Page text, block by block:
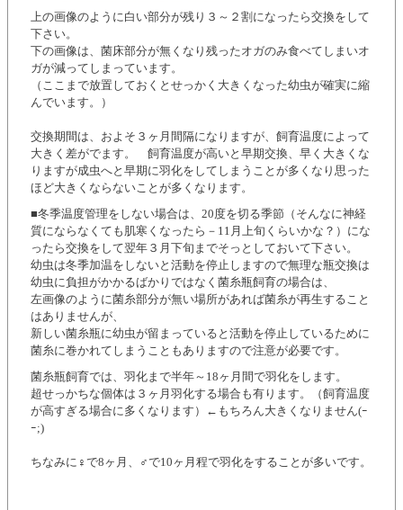
上の画像のように白い部分が残り３～２割になったら交換をして
下さい。
下の画像は、菌床部分が無くなり残ったオガのみ食べてしまいオ
ガが減ってしまっています。
（ここまで放置しておくとせっかく大きくなった幼虫が確実に縮
んでいます。）
交換期間は、およそ３ヶ月間隔になりますが、飼育温度によって
大きく差がでます。 飼育温度が高いと早期交換、早く大きくな
りますが成虫へと早期に羽化をしてしまうことが多くなり思った
ほど大きくならないことが多くなります。
■冬季温度管理をしない場合は、20度を切る季節（そんなに神経
質にならなくても肌寒くなったら－11月上旬くらいかな？）にな
ったら交換をして翌年３月下旬までそっとしておいて下さい。
幼虫は冬季加温をしないと活動を停止しますので無理な瓶交換は
幼虫に負担がかかるばかりではなく菌糸瓶飼育の場合は、
左画像のように菌糸部分が無い場所があれば菌糸が再生すること
はありませんが、
新しい菌糸瓶に幼虫が留まっていると活動を停止しているために
菌糸に巻かれてしまうこともありますので注意が必要です。
菌糸瓶飼育では、羽化まで半年～18ヶ月間で羽化をします。
超せっかちな個体は３ヶ月羽化する場合も有ります。（飼育温度
が高すぎる場合に多くなります）←もちろん大きくなりません(ｰ
ｰ;)
ちなみに♀で8ヶ月、♂で10ヶ月程で羽化をすることが多いです。